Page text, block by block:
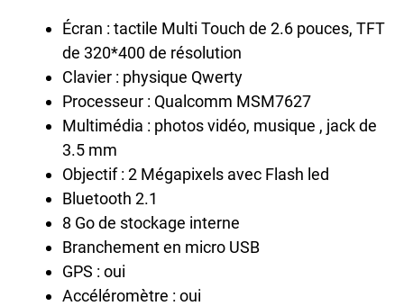
Écran : tactile Multi Touch de 2.6 pouces, TFT
de 320*400 de résolution
Clavier : physique Qwerty
Processeur : Qualcomm MSM7627
Multimédia : photos vidéo, musique , jack de
3.5 mm
Objectif : 2 Mégapixels avec Flash led
Bluetooth 2.1
8 Go de stockage interne
Branchement en micro USB
GPS : oui
Accéléromètre : oui